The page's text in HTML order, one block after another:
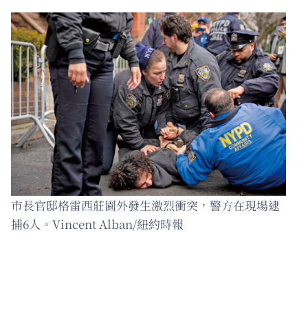
市長官邸格雷西莊園外發生激烈衝突，警方在現場逮
捕6人。Vincent Alban/紐約時報